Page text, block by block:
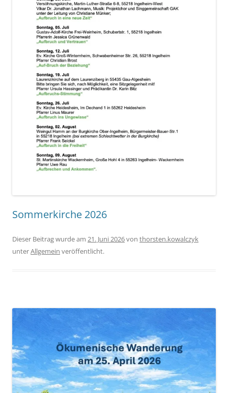
Sommerkirche 2026
Dieser Beitrag wurde am 21. Juni 2026von thorsten.kowalczyk
unterAllgemein veröffentlicht.